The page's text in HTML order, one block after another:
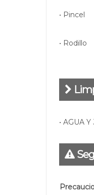
• Pincel
• Rodillo
• AGUA